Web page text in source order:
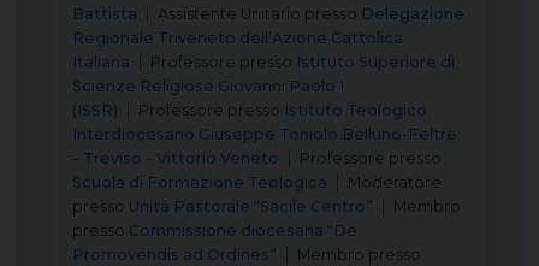
Battista
Assistente Unitario presso Delegazione
Regionale Triveneto dell’Azione Cattolica
Italiana
Professore presso Istituto Superiore di
Scienze Religiose Giovanni Paolo I
(ISSR)
Professore presso Istituto Teologico
Interdiocesano Giuseppe Toniolo Belluno-Feltre
– Treviso – Vittorio Veneto
Professore presso
Scuola di Formazione Teologica
Moderatore
presso Unità Pastorale “Sacile Centro”
Membro
presso Commissione diocesana “De
Promovendis ad Ordines”
Membro presso